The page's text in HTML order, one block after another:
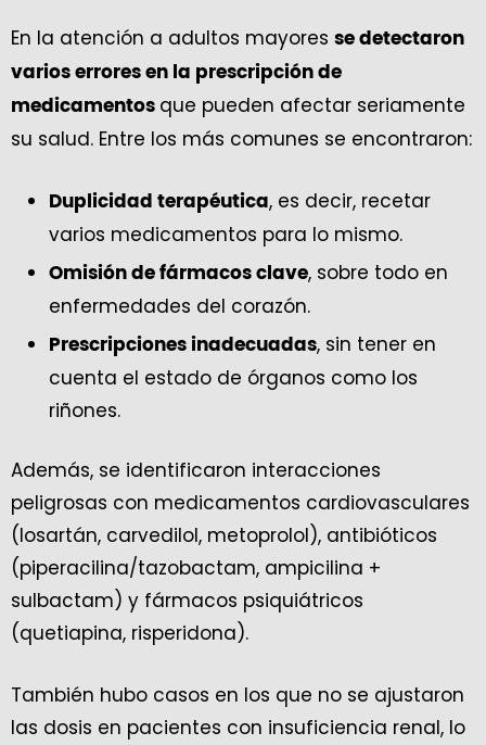
En la atención a adultos mayores se detectaron
varios errores en la prescripción de
medicamentos que pueden afectar seriamente
su salud. Entre los más comunes se encontraron:
Duplicidad terapéutica, es decir, recetar
varios medicamentos para lo mismo.
Omisión de fármacos clave, sobre todo en
enfermedades del corazón.
Prescripciones inadecuadas, sin tener en
cuenta el estado de órganos como los
riñones.
Además, se identificaron interacciones
peligrosas con medicamentos cardiovasculares
(losartán, carvedilol, metoprolol), antibióticos
(piperacilina/tazobactam, ampicilina +
sulbactam) y fármacos psiquiátricos
(quetiapina, risperidona).
También hubo casos en los que no se ajustaron
las dosis en pacientes con insuficiencia renal, lo